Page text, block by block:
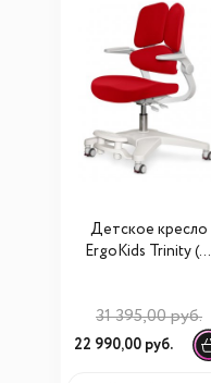
Детское кресло
ErgoKids Trinity (Y-
31 395,00 руб.
22 990,00 руб.